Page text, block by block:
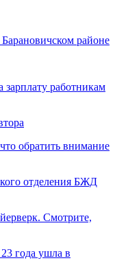
районе
работникам
обратить внимание
отделения БЖД
Смотрите,
года ушла в